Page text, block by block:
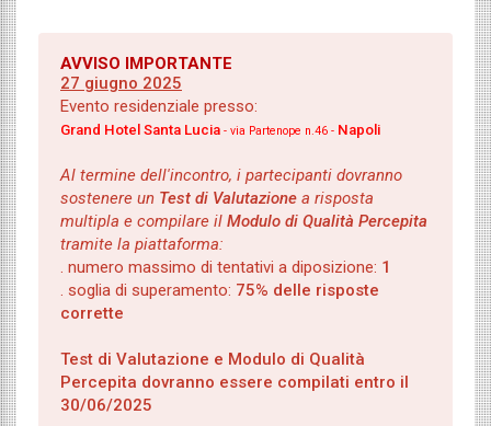
AVVISO IMPORTANTE
27 giugno 2025
Evento residenziale presso:
Grand Hotel Santa Lucia - via Partenope n.46 - Napoli
Al termine dell'incontro, i partecipanti dovranno
sostenere un Test di Valutazione a risposta
multipla e compilare il Modulo di Qualità Percepita
tramite la piattaforma:
. numero massimo di tentativi a diposizione: 1
. soglia di superamento: 75% delle risposte
corrette
Test di Valutazione e Modulo di Qualità
Percepita dovranno essere compilati entro il
30/06/2025